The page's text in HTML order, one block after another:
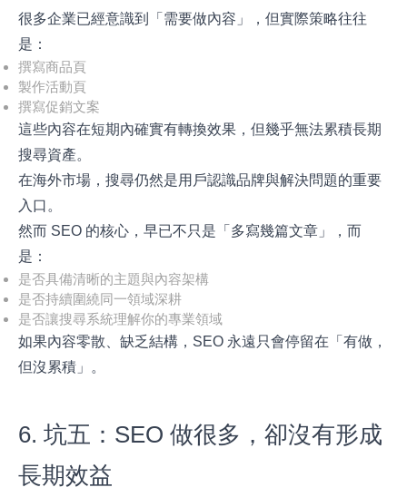
很多企業已經意識到「需要做內容」，但實際策略往往
是：
撰寫商品頁
製作活動頁
撰寫促銷文案
這些內容在短期內確實有轉換效果，但幾乎無法累積長期
搜尋資產。
在海外市場，搜尋仍然是用戶認識品牌與解決問題的重要
入口。
然而 SEO 的核心，早已不只是「多寫幾篇文章」，而
是：
是否具備清晰的主題與內容架構
是否持續圍繞同一領域深耕
是否讓搜尋系統理解你的專業領域
如果內容零散、缺乏結構，SEO 永遠只會停留在「有做，
但沒累積」。
6. 坑五：SEO 做很多，卻沒有形成
長期效益